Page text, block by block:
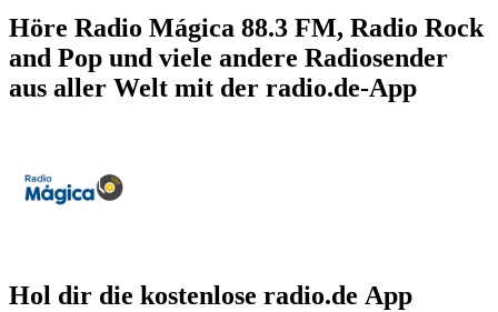
Höre Radio Mágica 88.3 FM, Radio Rock
and Pop und viele andere Radiosender
aus aller Welt mit der radio.de-App
Hol dir die kostenlose radio.de App